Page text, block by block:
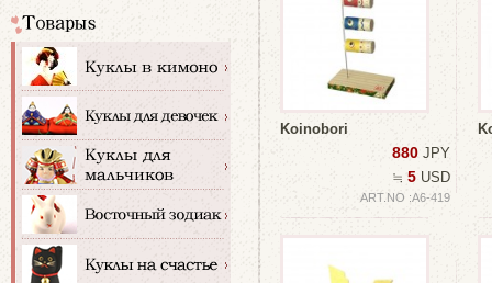
Koinobori
880 JPY
≒ 5 USD
ART.NO :A6-419